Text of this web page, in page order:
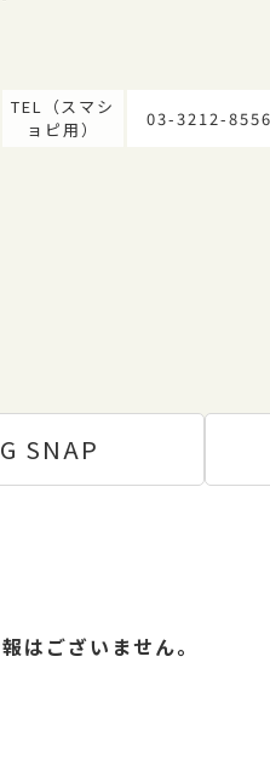
TEL（スマシ
ョピ用）
03-3212-8556
SNAP
はございません。